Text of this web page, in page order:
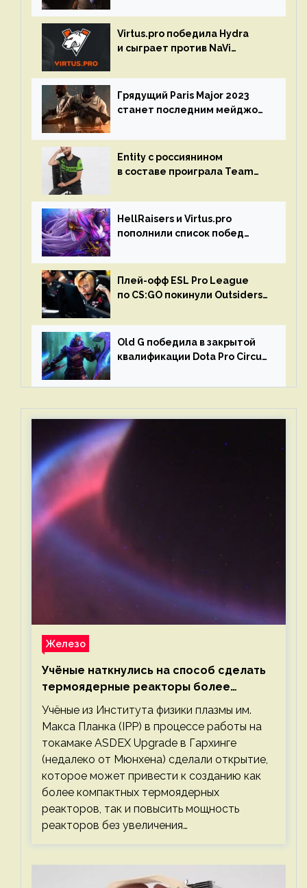
Virtus.pro победила Hydra
и сыграет против NaVi
Грядущий Paris Major 2023
станет последним мейджор-
Entity с россиянином
в составе проиграла Team
HellRaisers и Virtus.pro
пополнили список побед
Плей-офф ESL Pro League
по CS:GO покинули Outsiders
Old G победила в закрытой
квалификации Dota Pro Circuit
Железо
Учёные наткнулись на способ сделать
термоядерные реакторы более
компактными или мощными
Учёные из Института физики плазмы им.
Макса Планка (IPP) в процессе работы на
токамаке ASDEX Upgrade в Гархинге
(недалеко от Мюнхена) сделали открытие,
которое может привести к созданию как
более компактных термоядерных
реакторов, так и повысить мощность
реакторов без увеличения…